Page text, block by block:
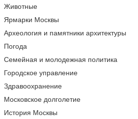
Животные
Ярмарки Москвы
Археология и памятники архитектуры
Погода
Семейная и молодежная политика
Городское управление
Здравоохранение
Московское долголетие
История Москвы